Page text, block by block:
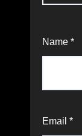
Name *
Email *